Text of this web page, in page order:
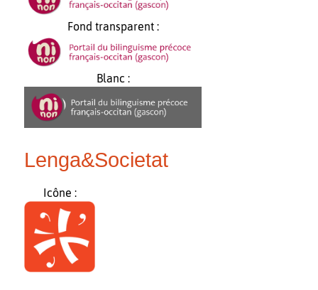
Fond transparent :
Blanc :
Lenga&Societat
Icône :